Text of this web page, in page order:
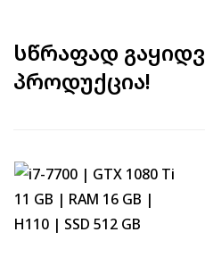
სწრაფად
პროდუქცია!